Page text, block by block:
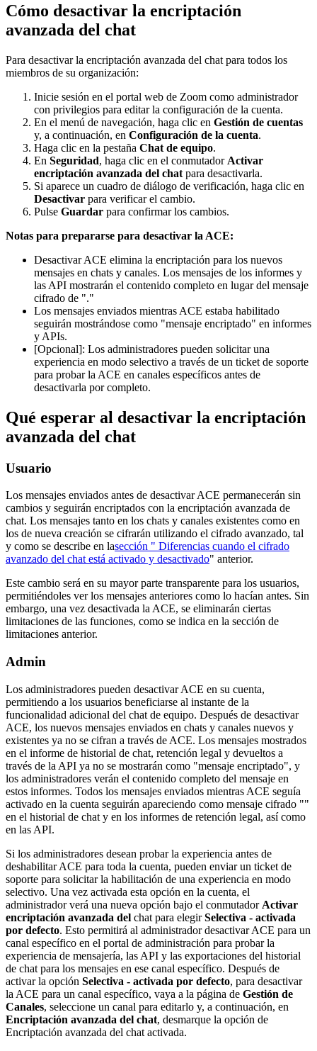
Cómo desactivar la encriptación
avanzada del chat
Para desactivar la encriptación avanzada del chat para todos los
miembros de su organización:
Inicie sesión en el portal web de Zoom como administrador
con privilegios para editar la configuración de la cuenta.
En el menú de navegación, haga clic en Gestión de cuentas
y, a continuación, en Configuración de la cuenta.
Haga clic en la pestaña Chat de equipo.
En Seguridad, haga clic en el conmutador Activar
encriptación avanzada del chat para desactivarla.
Si aparece un cuadro de diálogo de verificación, haga clic en
Desactivar para verificar el cambio.
Pulse Guardar para confirmar los cambios.
Notas para prepararse para desactivar la ACE:
Desactivar ACE elimina la encriptación para los nuevos
mensajes en chats y canales. Los mensajes de los informes y
las API mostrarán el contenido completo en lugar del mensaje
cifrado de "."
Los mensajes enviados mientras ACE estaba habilitado
seguirán mostrándose como "mensaje encriptado" en informes
y APIs.
[Opcional]: Los administradores pueden solicitar una
experiencia en modo selectivo a través de un ticket de soporte
para probar la ACE en canales específicos antes de
desactivarla por completo.
Qué esperar al desactivar la encriptación
avanzada del chat
Usuario
Los mensajes enviados antes de desactivar ACE permanecerán sin
cambios y seguirán encriptados con la encriptación avanzada de
chat. Los mensajes tanto en los chats y canales existentes como en
los de nueva creación se cifrarán utilizando el cifrado avanzado, tal
y como se describe en lasección " Diferencias cuando el cifrado
avanzado del chat está activado y desactivado" anterior.
Este cambio será en su mayor parte transparente para los usuarios,
permitiéndoles ver los mensajes anteriores como lo hacían antes. Sin
embargo, una vez desactivada la ACE, se eliminarán ciertas
limitaciones de las funciones, como se indica en la sección de
limitaciones anterior.
Admin
Los administradores pueden desactivar ACE en su cuenta,
permitiendo a los usuarios beneficiarse al instante de la
funcionalidad adicional del chat de equipo. Después de desactivar
ACE, los nuevos mensajes enviados en chats y canales nuevos y
existentes ya no se cifran a través de ACE. Los mensajes mostrados
en el informe de historial de chat, retención legal y devueltos a
través de la API ya no se mostrarán como "mensaje encriptado", y
los administradores verán el contenido completo del mensaje en
estos informes. Todos los mensajes enviados mientras ACE seguía
activado en la cuenta seguirán apareciendo como mensaje cifrado ""
en el historial de chat y en los informes de retención legal, así como
en las API.
Si los administradores desean probar la experiencia antes de
deshabilitar ACE para toda la cuenta, pueden enviar un ticket de
soporte para solicitar la habilitación de una experiencia en modo
selectivo. Una vez activada esta opción en la cuenta, el
administrador verá una nueva opción bajo el conmutador Activar
encriptación avanzada del chat para elegirSelectiva - activada
por defecto. Esto permitirá al administrador desactivar ACE para un
canal específico en el portal de administración para probar la
experiencia de mensajería, las API y las exportaciones del historial
de chat para los mensajes en ese canal específico. Después de
activar la opción Selectiva - activada por defecto, para desactivar
la ACE para un canal específico, vaya a la página de Gestión de
Canales, seleccione un canal para editarlo y, a continuación, en
Encriptación avanzada del chat, desmarque la opción de
Encriptación avanzada del chat activada.